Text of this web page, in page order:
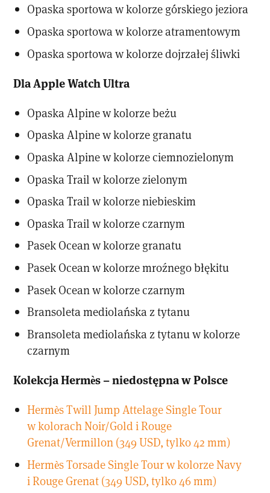
Opaska sportowa w kolorze górskiego jeziora
Opaska sportowa w kolorze atramentowym
Opaska sportowa w kolorze dojrzałej śliwki
Dla Apple Watch Ultra
Opaska Alpine w kolorze beżu
Opaska Alpine w kolorze granatu
Opaska Alpine w kolorze ciemnozielonym
Opaska Trail w kolorze zielonym
Opaska Trail w kolorze niebieskim
Opaska Trail w kolorze czarnym
Pasek Ocean w kolorze granatu
Pasek Ocean w kolorze mroźnego błękitu
Pasek Ocean w kolorze czarnym
Bransoleta mediolańska z tytanu
Bransoleta mediolańska z tytanu w kolorze
czarnym
Kolekcja Hermès – niedostępna w Polsce
Hermès Twill Jump Attelage Single Tour
w kolorach Noir/Gold i Rouge
Grenat/Vermillon (349 USD, tylko 42 mm)
Hermès Torsade Single Tour w kolorze Navy
i Rouge Grenat (349 USD, tylko 46 mm)